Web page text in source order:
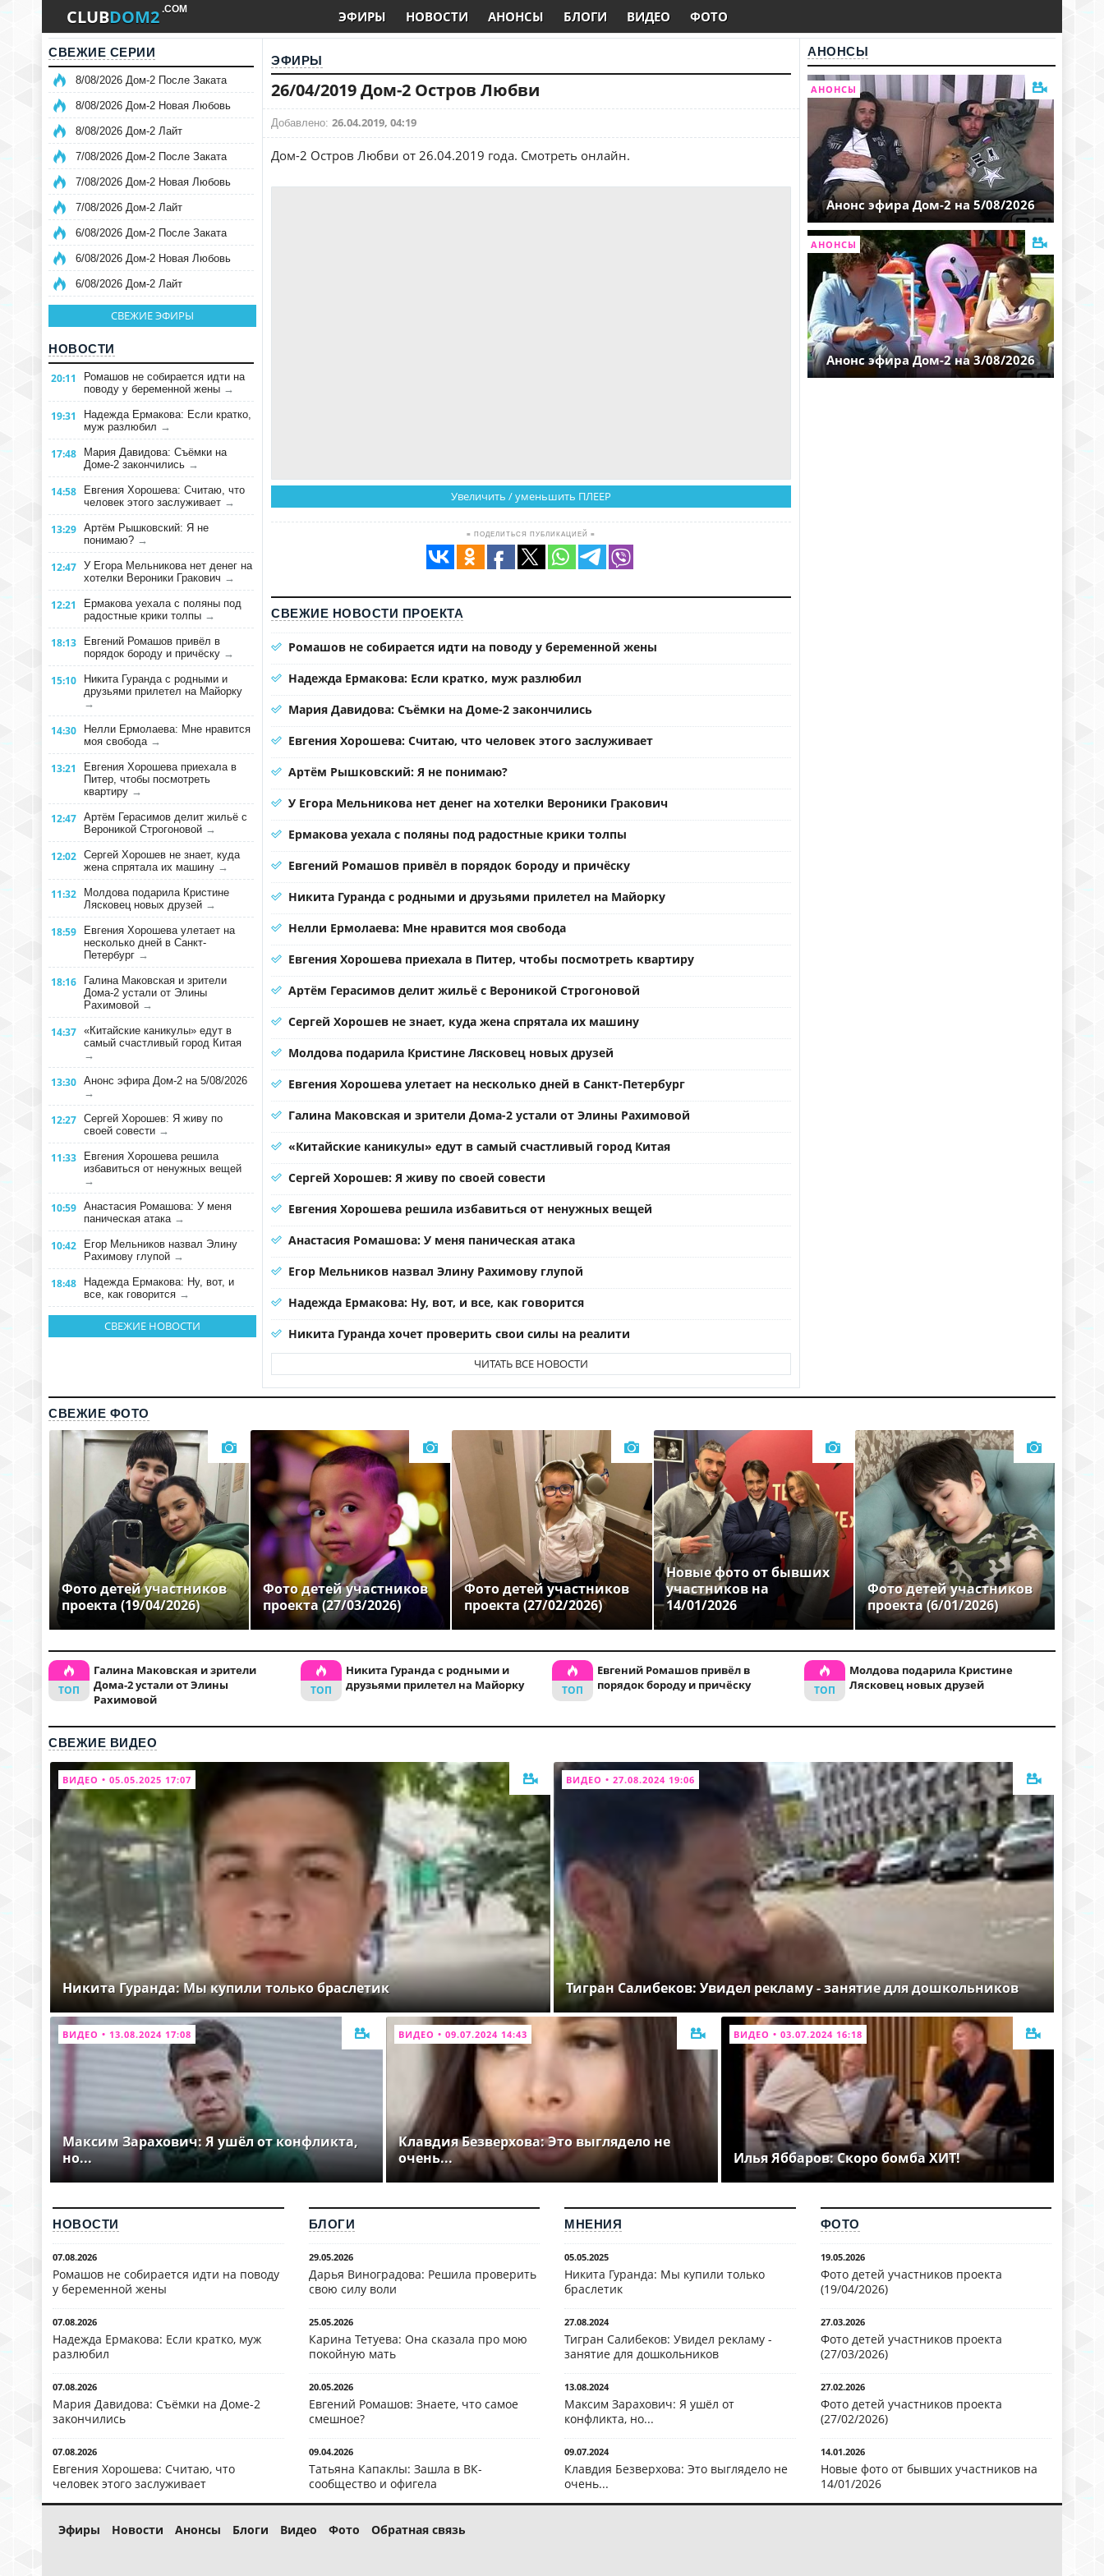
CLUBDOM2 .COM ЭФИРЫ НОВОСТИ АНОНСЫ БЛОГИ ВИДЕО ФОТО
СВЕЖИЕ СЕРИИ
8/08/2026 Дом-2 После Заката
8/08/2026 Дом-2 Новая Любовь
8/08/2026 Дом-2 Лайт
7/08/2026 Дом-2 После Заката
7/08/2026 Дом-2 Новая Любовь
7/08/2026 Дом-2 Лайт
6/08/2026 Дом-2 После Заката
6/08/2026 Дом-2 Новая Любовь
6/08/2026 Дом-2 Лайт
СВЕЖИЕ ЭФИРЫ
НОВОСТИ
20:11
Ромашов не собирается идти на
поводу у беременной жены →
19:31
Надежда Ермакова: Если кратко,
муж разлюбил →
17:48
Мария Давидова: Съёмки на
Доме-2 закончились →
14:58
Евгения Хорошева: Считаю, что
человек этого заслуживает →
13:29 Артём Рышковский: Я не
понимаю? →
12:47 У Егора Мельникова нет денег на
хотелки Вероники Гракович →
12:21
Ермакова уехала с поляны под
радостные крики толпы →
18:13
Евгений Ромашов привёл в
порядок бороду и причёску →
15:10
Никита Гуранда с родными и
друзьями прилетел на Майорку
→
14:30
Нелли Ермолаева: Мне нравится
моя свобода →
13:21
Евгения Хорошева приехала в
Питер, чтобы посмотреть
квартиру →
12:47 Артём Герасимов делит жильё с
Вероникой Строгоновой →
12:02 Сергей Хорошев не знает, куда
жена спрятала их машину →
11:32
Молдова подарила Кристине
Лясковец новых друзей →
18:59
Евгения Хорошева улетает на
несколько дней в Санкт-
Петербург →
18:16
Галина Маковская и зрители
Дома-2 устали от Элины
Рахимовой →
14:37 «Китайские каникулы» едут в
самый счастливый город Китая
→
13:30 Анонс эфира Дом-2 на 5/08/2026
→
12:27 Сергей Хорошев: Я живу по
своей совести →
11:33
Евгения Хорошева решила
избавиться от ненужных вещей
→
10:59 Анастасия Ромашова: У меня
паническая атака →
10:42
Егор Мельников назвал Элину
Рахимову глупой →
18:48
Надежда Ермакова: Ну, вот, и
все, как говорится →
СВЕЖИЕ НОВОСТИ
ЭФИРЫ
26/04/2019 Дом-2 Остров Любви
Добавлено: 26.04.2019, 04:19
Дом-2 Остров Любви от 26.04.2019 года. Смотреть онлайн.
Увеличить / уменьшить ПЛЕЕР
≡ ПОДЕЛИТЬСЯ ПУБЛИКАЦИЕЙ ≡
СВЕЖИЕ НОВОСТИ ПРОЕКТА
Ромашов не собирается идти на поводу у беременной жены
Надежда Ермакова: Если кратко, муж разлюбил
Мария Давидова: Съёмки на Доме-2 закончились
Евгения Хорошева: Считаю, что человек этого заслуживает
Артём Рышковский: Я не понимаю?
У Егора Мельникова нет денег на хотелки Вероники Гракович
Ермакова уехала с поляны под радостные крики толпы
Евгений Ромашов привёл в порядок бороду и причёску
Никита Гуранда с родными и друзьями прилетел на Майорку
Нелли Ермолаева: Мне нравится моя свобода
Евгения Хорошева приехала в Питер, чтобы посмотреть квартиру
Артём Герасимов делит жильё с Вероникой Строгоновой
Сергей Хорошев не знает, куда жена спрятала их машину
Молдова подарила Кристине Лясковец новых друзей
Евгения Хорошева улетает на несколько дней в Санкт-Петербург
Галина Маковская и зрители Дома-2 устали от Элины Рахимовой
«Китайские каникулы» едут в самый счастливый город Китая
Сергей Хорошев: Я живу по своей совести
Евгения Хорошева решила избавиться от ненужных вещей
Анастасия Ромашова: У меня паническая атака
Егор Мельников назвал Элину Рахимову глупой
Надежда Ермакова: Ну, вот, и все, как говорится
Никита Гуранда хочет проверить свои силы на реалити
ЧИТАТЬ ВСЕ НОВОСТИ
АНОНСЫ
АНОНСЫ
Анонс эфира Дом-2 на 5/08/2026
АНОНСЫ
Анонс эфира Дом-2 на 3/08/2026
СВЕЖИЕ ФОТО
Фото детей участников
проекта (19/04/2026)
Фото детей участников
проекта (27/03/2026)
Фото детей участников
проекта (27/02/2026)
Новые фото от бывших
участников на
14/01/2026
Фото детей участников
проекта (6/01/2026)
Галина Маковская и зрители
Дома-2 устали от Элины
Рахимовой
Никита Гуранда с родными и
друзьями прилетел на Майорку
Евгений Ромашов привёл в
порядок бороду и причёску
Молдова подарила Кристине
Лясковец новых друзей
СВЕЖИЕ ВИДЕО
ВИДЕО • 05.05.2025 17:07
Никита Гуранда: Мы купили только браслетик
ВИДЕО • 27.08.2024 19:06
Тигран Салибеков: Увидел рекламу - занятие для дошкольников
ВИДЕО • 13.08.2024 17:08
Максим Зарахович: Я ушёл от конфликта,
но...
ВИДЕО • 09.07.2024 14:43
Клавдия Безверхова: Это выглядело не
очень...
ВИДЕО • 03.07.2024 16:18
Илья Яббаров: Скоро бомба ХИТ!
НОВОСТИ
07.08.2026
Ромашов не собирается идти на поводу
у беременной жены
07.08.2026
Надежда Ермакова: Если кратко, муж
разлюбил
07.08.2026
Мария Давидова: Съёмки на Доме-2
закончились
07.08.2026
Евгения Хорошева: Считаю, что
человек этого заслуживает
БЛОГИ
29.05.2026
Дарья Виноградова: Решила проверить
свою силу воли
25.05.2026
Карина Тетуева: Она сказала про мою
покойную мать
20.05.2026
Евгений Ромашов: Знаете, что самое
смешное?
09.04.2026
Татьяна Капаклы: Зашла в ВК-
сообщество и офигела
МНЕНИЯ
05.05.2025
Никита Гуранда: Мы купили только
браслетик
27.08.2024
Тигран Салибеков: Увидел рекламу -
занятие для дошкольников
13.08.2024
Максим Зарахович: Я ушёл от
конфликта, но...
09.07.2024
Клавдия Безверхова: Это выглядело не
очень...
ФОТО
19.05.2026
Фото детей участников проекта
(19/04/2026)
27.03.2026
Фото детей участников проекта
(27/03/2026)
27.02.2026
Фото детей участников проекта
(27/02/2026)
14.01.2026
Новые фото от бывших участников на
14/01/2026
Эфиры Новости Анонсы Блоги Видео Фото Обратная связь